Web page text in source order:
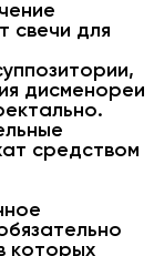
свечи для
дисменореи
средством
которых